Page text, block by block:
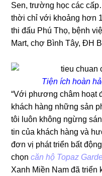
Sen, trường học các
thời chỉ với khoảng hơn
thi đấu Phú Thọ, bệnh
Mart, chợ Bình Tây, ĐH
Tiện ích hoàn
“Với phương châm hoạt
khách hàng những sản
tôi luôn không ngừng
tin của khách hàng và
đơn vị phát triển bất
chọncăn hộ Topaz
Xanh Miền Nam đã triển